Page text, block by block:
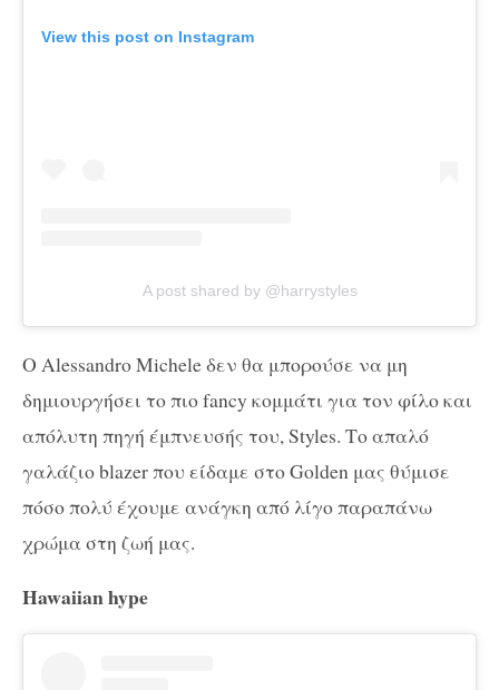
View this post on Instagram
A post shared by @harrystyles
Ο Alessandro Michele δεν θα μπορούσε να μη
δημιουργήσει το πιο fancy κομμάτι για τον φίλο και
απόλυτη πηγή έμπνευσής του, Styles. Το απαλό
γαλάζιο blazer που είδαμε στο Golden μας θύμισε
πόσο πολύ έχουμε ανάγκη από λίγο παραπάνω
χρώμα στη ζωή μας.
Hawaiian hype